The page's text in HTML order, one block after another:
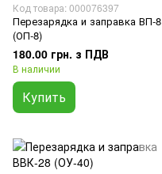
Код товара: 000076397
Перезарядка и заправка ВП-8
(ОП-8)
180.00 грн. з ПДВ
В наличии
Купить